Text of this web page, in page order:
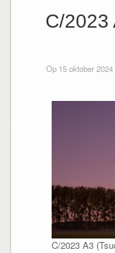
C/2023
Op 15 oktober 2024
C/2023 A3